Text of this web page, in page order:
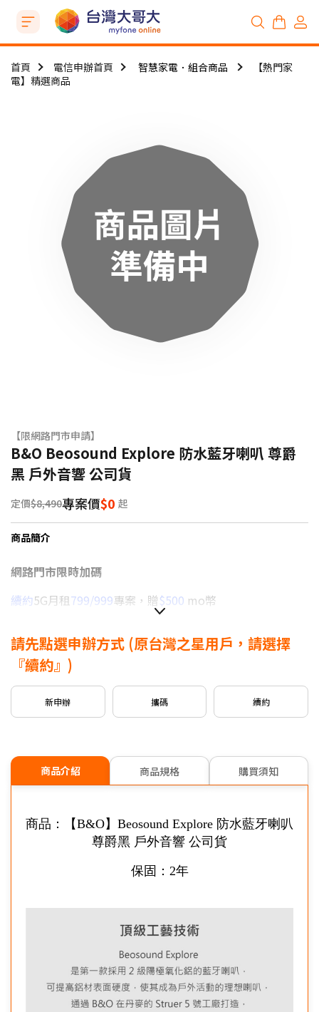
首頁 電信申辦首頁 智慧家電．組合商品
【熱門家
電】精選商品
【限網路門市申請】
B&O Beosound Explore 防水藍牙喇叭 尊爵
黑 戶外音響 公司貨
定價$8,490專案價$0 起
商品簡介
網路門市限時加碼
續約5G月租799/999專案，贈$500 mo幣
新申請/攜碼
599/799 專案，贈
新申請/攜碼5G月租 999以上專案，贈$1,000mo幣
※可享有之加碼內容依本商品可申辦之專案為主。
台灣大哥大Open Possible聯名卡最高回饋2%
請先點選申辦方式 (原台灣之星用戶，請選擇
『續約』)
新申辦 攜碼 續約
商品介紹 商品規格 購買須知
商品：【B&O】Beosound Explore 防水藍牙喇叭
尊爵黑 戶外音響 公司貨
保固：2年